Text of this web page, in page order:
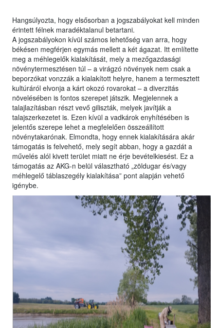
Hangsúlyozta, hogy elsősorban a jogszabályokat kell minden
érintett félnek maradéktalanul betartani.
A jogszabályokon kívül számos lehetőség van arra, hogy
békésen megférjen egymás mellett a két ágazat. Itt említette
meg a méhlegelők kialakítását, mely a mezőgazdasági
növénytermesztésen túl – a virágzó növények nem csak a
beporzókat vonzzák a kialakított helyre, hanem a termesztett
kultúráról elvonja a kárt okozó rovarokat – a diverzitás
növelésében is fontos szerepet játszik. Megjelennek a
talajlazításban részt vevő giliszták, melyek javítják a
talajszerkezetet is. Ezen kívül a vadkárok enyhítésében is
jelentős szerepe lehet a megfelelően összeállított
növénytakarónak. Elmondta, hogy ennek kialakítására akár
támogatás is felvehető, mely segít abban, hogy a gazdát a
művelés alól kivett terület miatt ne érje bevételkiesést. Ez a
támogatás az AKG-n belül választható „zöldugar és/vagy
méhlegelő táblaszegély kialakítása” pont alapján vehető
igénybe.